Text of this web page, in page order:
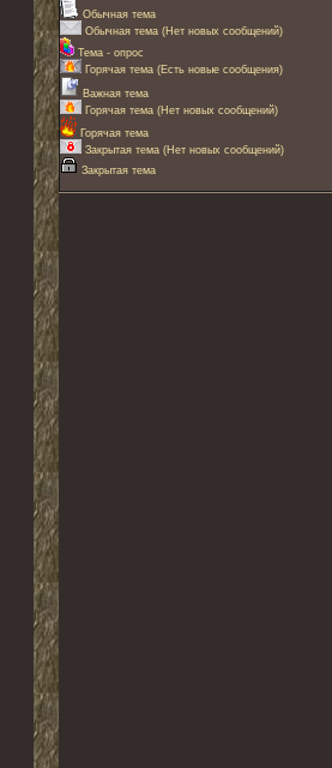
Обычная тема
Обычная тема (Нет новых сообщений)
Тема - опрос
Горячая тема (Есть новые сообщения)
Важная тема
Горячая тема (Нет новых сообщений)
Горячая тема
Закрытая тема (Нет новых сообщений)
Закрытая тема